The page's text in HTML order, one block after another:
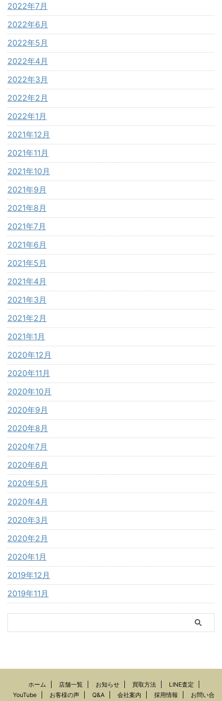
2022年7月
2022年6月
2022年5月
2022年4月
2022年3月
2022年2月
2022年1月
2021年12月
2021年11月
2021年10月
2021年9月
2021年8月
2021年7月
2021年6月
2021年5月
2021年4月
2021年3月
2021年2月
2021年1月
2020年12月
2020年11月
2020年10月
2020年9月
2020年8月
2020年7月
2020年6月
2020年5月
2020年4月
2020年3月
2020年2月
2020年1月
2019年12月
2019年11月
ホーム 店舗一覧 お知らせ 買取方法
LINE査定
YouTube
お客様の声 Q&A 会社案内 採用情報 お問い合